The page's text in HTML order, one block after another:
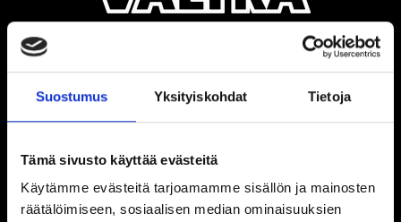
Suostumus Yksityiskohdat Tietoja
Tämä sivusto käyttää evästeitä
Käytämme evästeitä tarjoamamme sisällön ja mainosten
räätälöimiseen, sosiaalisen median ominaisuuksien